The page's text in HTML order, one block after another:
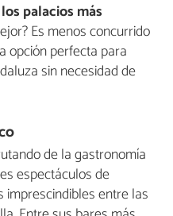
palacios más
Es menos concurrido
opción perfecta para
sin necesidad de
de la gastronomía
espectáculos de
entre las